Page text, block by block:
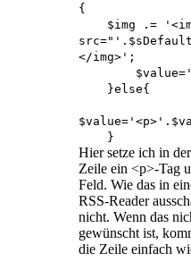
{
$img .=
</img>';
}else{
}
Hier setze ich in
Zeile ein <p>-Tag
Feld. Wie das in
RSS-Reader
nicht. Wenn das
gewünscht ist,
die Zeile einfach